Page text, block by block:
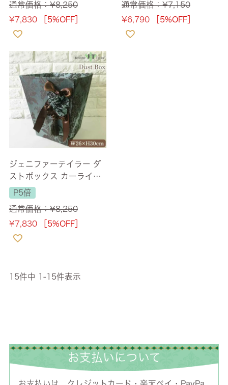
通常価格：¥8,250
¥7,830 ［5%OFF］
通常価格：¥7,150
¥6,790 ［5%OFF］
ジェニファーテイラー ダ
ストボックス カーライル
(Carlisle) 【送料無料】
P5倍
通常価格：¥8,250
¥7,830 ［5%OFF］
15件中 1 -15件表示
お支払いについて